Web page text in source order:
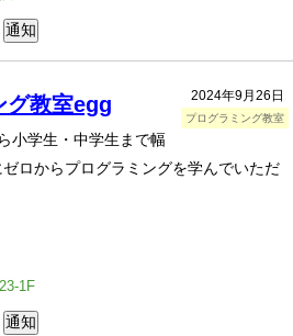
2024年9月26日
プログラミング教室
グ教室egg
小学生・中学生まで幅
ロからプログラミングを学んでいただ
1F